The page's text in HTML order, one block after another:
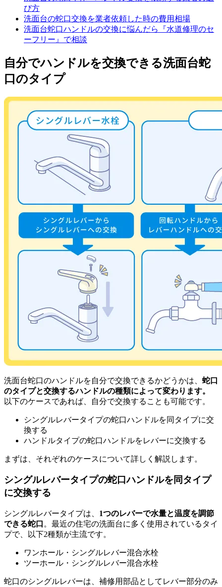
び方
洗面台の蛇口交換を業者依頼した時の費用相場
洗面台蛇口ハンドルの交換に悩んだら『水道修理のセ
ーフリー』で相談
自分でハンドルを交換できる洗面台蛇
口のタイプ
洗面台蛇口のハンドルを自分で交換できるかどうかは、 蛇口
のタイプと交換するハンドルの種類によって変わります。
以下のケースであれば、自分で交換することも可能です。
シングルレバータイプの蛇口ハンドルを同タイプに交
換する
ハンドルタイプの蛇口ハンドルをレバーに交換する
まずは、それぞれのケースについて詳しく解説します。
シングルレバータイプの蛇口ハンドルを同タイプ
に交換する
シングルレバータイプは、 1つのレバーで水量と温度を調節
できる蛇口 。最近の住宅の洗面台に多く使用されているタイ
プで、以下2種類が主流です。
ワンホール・シングルレバー混合水栓
ツーホール・シングルレバー混合水栓
蛇口のシングルレバーは、補修用部品としてレバー部分のみ